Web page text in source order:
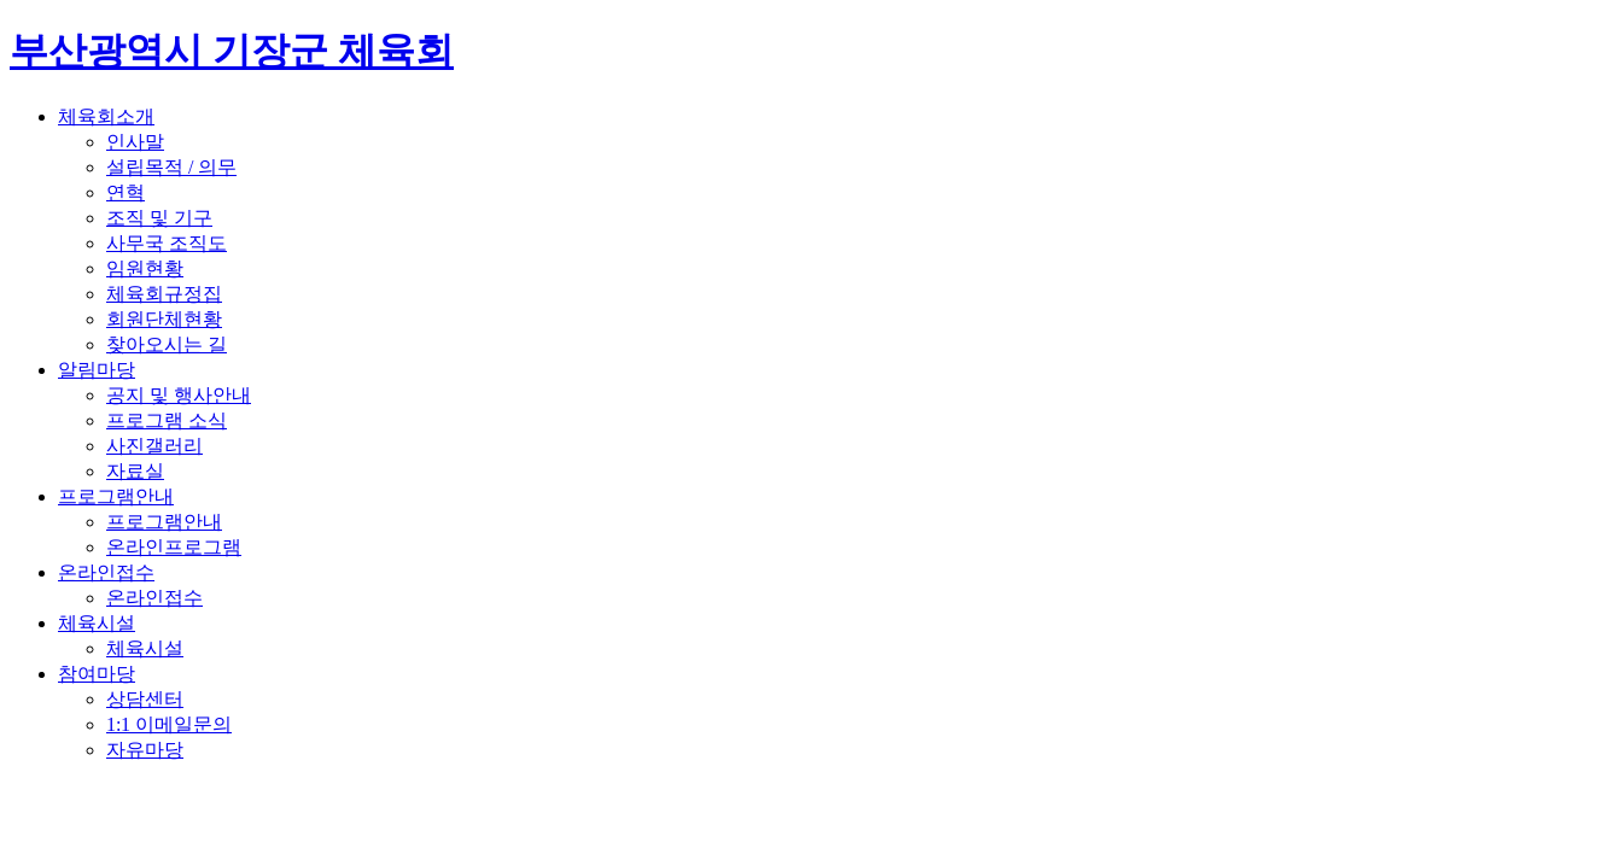
부산광역시 기장군 체육회
체육회소개
인사말
설립목적 / 의무
연혁
조직 및 기구
사무국 조직도
임원현황
체육회규정집
회원단체현황
찾아오시는 길
알림마당
공지 및 행사안내
프로그램 소식
사진갤러리
자료실
프로그램안내
프로그램안내
온라인프로그램
온라인접수
온라인접수
체육시설
체육시설
참여마당
상담센터
1:1 이메일문의
자유마당